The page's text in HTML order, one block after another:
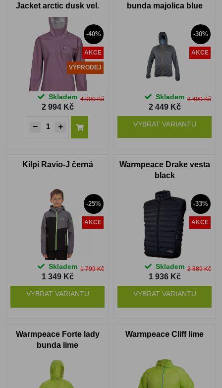
Jacket arctic dusk vel.
XL
-40%
AKCE
VÝPRODEJ
Skladem 4 990 Kč
2 994 Kč
bunda majolica blue
-30%
AKCE
Skladem 3 499 Kč
2 449 Kč
VYBRAT VARIANTU
Kilpi Ravio-J černá
-25%
AKCE
Skladem 1 799 Kč
1 349 Kč
VYBRAT VARIANTU
Warmpeace Drake vesta
black
-33%
AKCE
Skladem 2 889 Kč
1 936 Kč
VYBRAT VARIANTU
Warmpeace Forte lady
bunda lime
Warmpeace Cliff lime